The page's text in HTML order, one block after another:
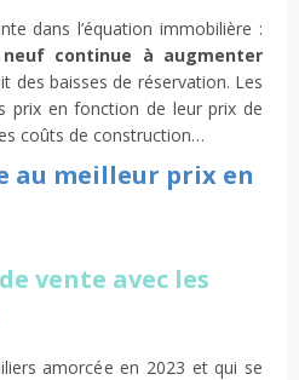
dans l’équation immobilière :
continue à augmenter
des baisses de réservation. Les
prix en fonction de leur prix de
coûts de construction…
au meilleur prix en
vente avec les
amorcée en 2023 et qui se